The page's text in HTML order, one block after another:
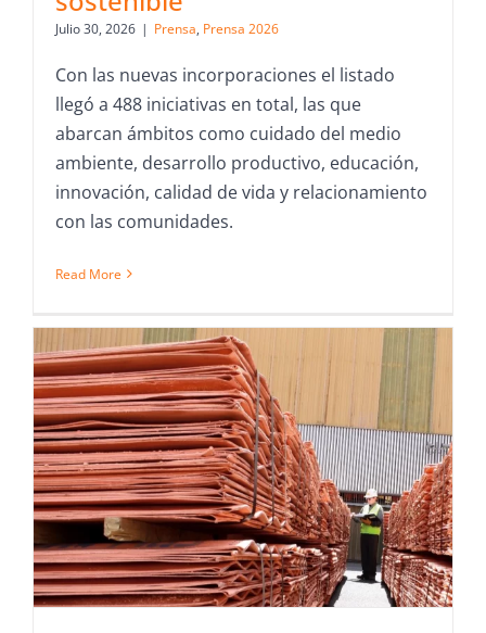
Julio 30, 2026 | Prensa, Prensa 2026
Con las nuevas incorporaciones el listado
llegó a 488 iniciativas en total, las que
abarcan ámbitos como cuidado del medio
ambiente, desarrollo productivo, educación,
innovación, calidad de vida y relacionamiento
con las comunidades.
Read More